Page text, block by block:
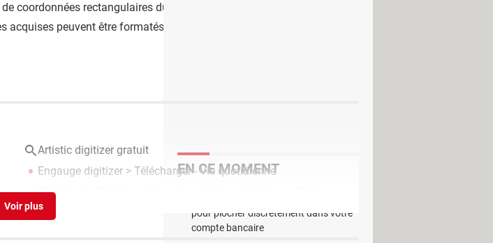
coordonnées rectangulaires du système, mais l'image peut être
peuvent être formatés en fonction des besoins (nombre de
Artistic digitizer gratuit
Engauge digitizer > Télécharger - Vie quotidienne
Digitizer du iPad 6 qui répond partiellement
EN CE MOMENT
pour piocher discrètement dans votre
compte bancaire